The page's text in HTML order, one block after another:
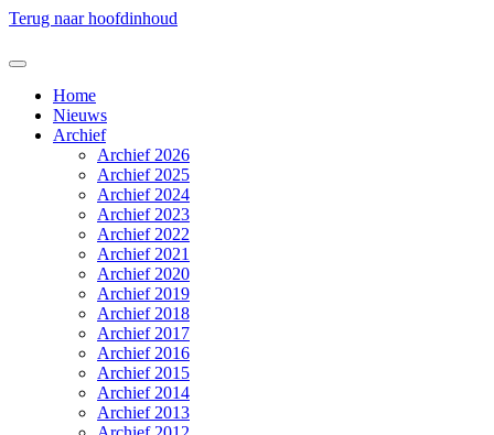
Terug naar hoofdinhoud
Home
Nieuws
Archief
Archief 2026
Archief 2025
Archief 2024
Archief 2023
Archief 2022
Archief 2021
Archief 2020
Archief 2019
Archief 2018
Archief 2017
Archief 2016
Archief 2015
Archief 2014
Archief 2013